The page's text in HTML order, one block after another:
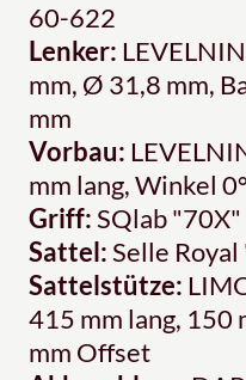
60-622
Lenker:
mm, Ø 31,8 mm,
mm
Vorbau:
mm lang, Winkel 0°
Griff:SQlab "70X"
Sattel:Selle
Sattelstütze:
415 mm lang, 150
mm Offset